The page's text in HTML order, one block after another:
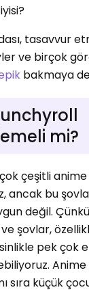
tasavvur
ve birçok
bakmaya
mi?
çeşitli anime
ancak bu
değil.
şovlar,
pek çok
sıra küçük